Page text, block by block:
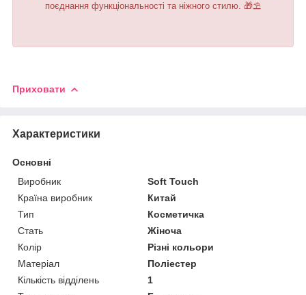
поєднання функціональності та ніжного стилю. 🎁⛱️
Приховати
Характеристики
Основні
Виробник
Soft Touch
Країна виробник
Китай
Тип
Косметичка
Стать
Жіноча
Колір
Різні кольори
Матеріал
Поліестер
Кількість відділень
1